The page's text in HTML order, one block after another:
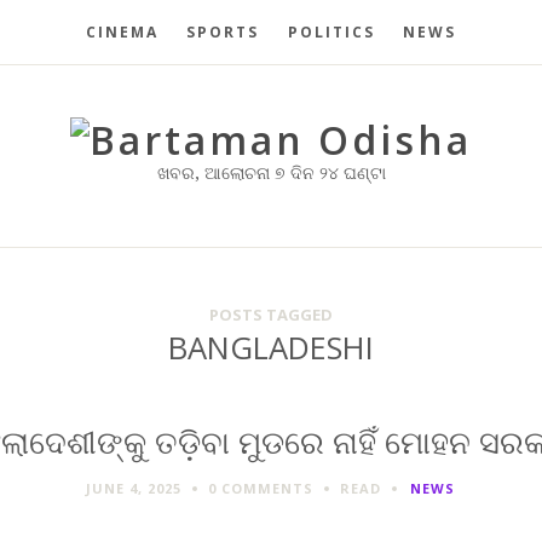
CINEMA SPORTS POLITICS NEWS
ଖବର, ଆଲୋଚନା ୭ ଦିନ ୨୪ ଘଣ୍ଟା
POSTS TAGGED
BANGLADESHI
ତଡ଼ିବା ମୁଡରେ ନାହିଁ ମୋହନ
JUNE 4, 2025 0 COMMENTS READ NEWS